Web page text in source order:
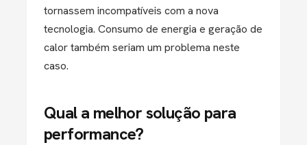
tornassem incompatíveis com a nova
tecnologia. Consumo de energia e geração de
calor também seriam um problema neste
caso.
Qual a melhor solução para
performance?